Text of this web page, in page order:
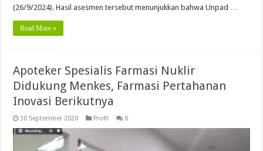
(26/9/2024). Hasil asesmen tersebut menunjukkan bahwa Unpad …
Read More »
Apoteker Spesialis Farmasi Nuklir
Didukung Menkes, Farmasi Pertahanan
Inovasi Berikutnya
30 September 2020 Profil 0